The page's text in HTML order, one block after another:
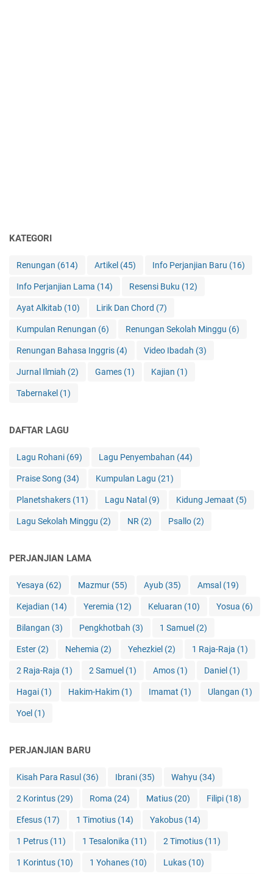
KATEGORI
Renungan (614) Artikel (45) Info Perjanjian Baru (16)
Info Perjanjian Lama (14) Resensi Buku (12)
Ayat Alkitab (10) Lirik Dan Chord (7)
Kumpulan Renungan (6) Renungan Sekolah Minggu (6)
Renungan Bahasa Inggris (4) Video Ibadah (3)
Jurnal Ilmiah (2) Games (1) Kajian (1)
Tabernakel (1)
DAFTAR LAGU
Lagu Rohani (69) Lagu Penyembahan (44)
Praise Song (34) Kumpulan Lagu (21)
Planetshakers (11) Lagu Natal (9) Kidung Jemaat (5)
Lagu Sekolah Minggu (2) NR (2) Psallo (2)
PERJANJIAN LAMA
Yesaya (62) Mazmur (55) Ayub (35) Amsal (19)
Kejadian (14) Yeremia (12) Keluaran (10) Yosua (6)
Bilangan (3) Pengkhotbah (3) 1 Samuel (2)
Ester (2) Nehemia (2) Yehezkiel (2) 1 Raja-Raja (1)
2 Raja-Raja (1) 2 Samuel (1) Amos (1) Daniel (1)
Hagai (1) Hakim-Hakim (1) Imamat (1) Ulangan (1)
Yoel (1)
PERJANJIAN BARU
Kisah Para Rasul (36) Ibrani (35) Wahyu (34)
2 Korintus (29) Roma (24) Matius (20) Filipi (18)
Efesus (17) 1 Timotius (14) Yakobus (14)
1 Petrus (11) 1 Tesalonika (11) 2 Timotius (11)
1 Korintus (10) 1 Yohanes (10) Lukas (10)